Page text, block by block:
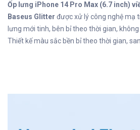
Ốp lưng iPhone 14 Pro Max (6.7 inch)
Baseus Glitter được xử lý công nghệ mạ
lưng mới tinh, bên bỉ theo thời gian,
Thiết kế màu sắc bền bỉ theo thời gian,